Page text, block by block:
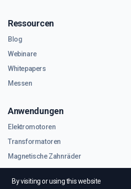
By visiting or using this website
Ressourcen
Blog
Webinare
Whitepapers
Messen
Anwendungen
Elektromotoren
Transformatoren
Magnetische Zahnräder